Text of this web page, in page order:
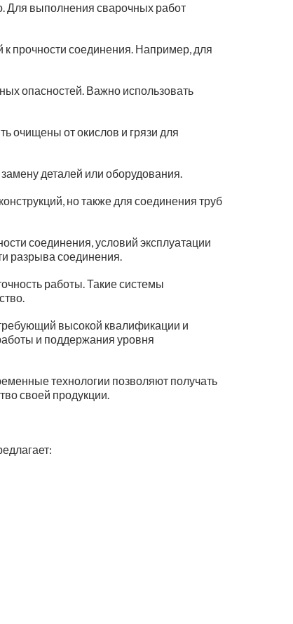
Для выполнения сварочных работ
прочности соединения. Например, для
опасностей. Важно использовать
очищены от окислов и грязи для
деталей или оборудования.
но также для соединения труб
соединения, условий эксплуатации
разрыва соединения.
работы. Такие системы
высокой квалификации и
и поддержания уровня
технологии позволяют получать
своей продукции.